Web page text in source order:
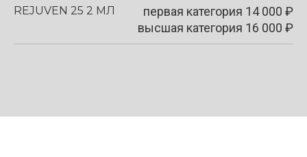
REJUVEN 25 2 МЛ первая категория 14 000 ₽
высшая категория 16 000 ₽